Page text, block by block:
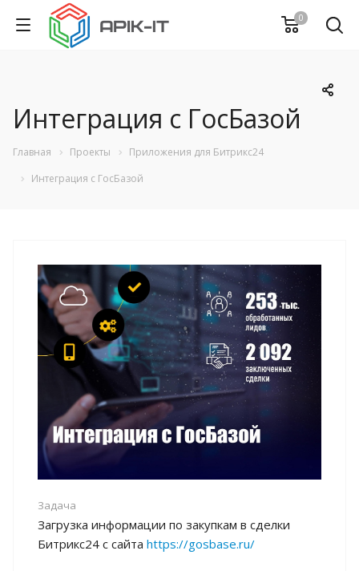
0
Интеграция с ГосБазой
Главная Проекты
Приложения для Битрикс24
Интеграция с ГосБазой
Задача
Загрузка информации по закупкам в сделки
Битрикс24 с сайта https://gosbase.ru/